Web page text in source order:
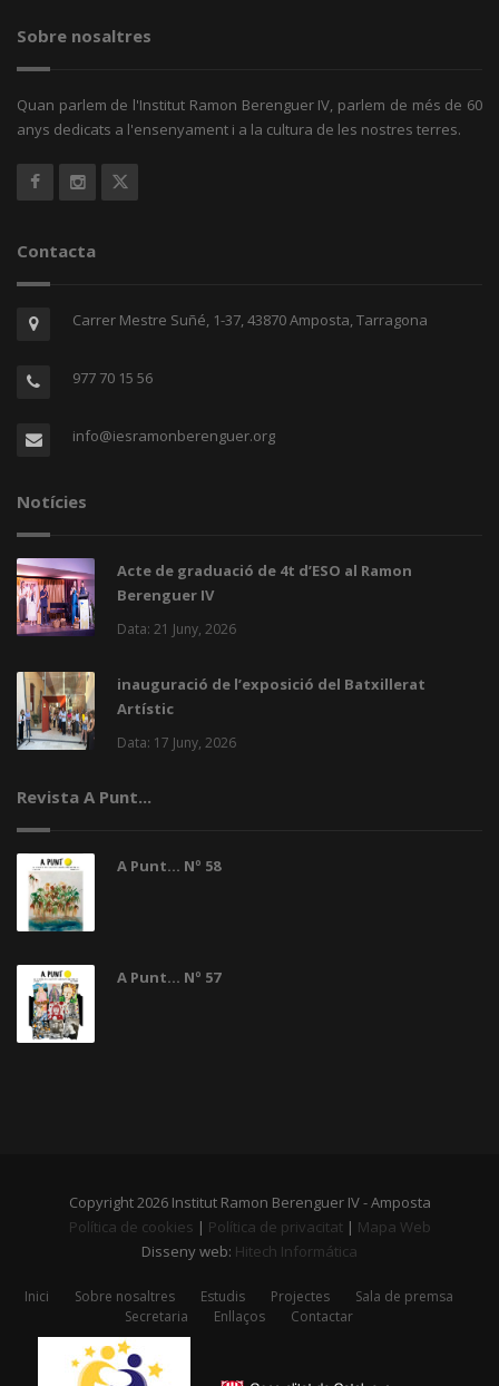
Sobre nosaltres
Quan parlem de l'Institut Ramon Berenguer IV, parlem de més de 60
anys dedicats a l'ensenyament i a la cultura de les nostres terres.
Contacta
Carrer Mestre Suñé, 1-37, 43870 Amposta, Tarragona
977 70 15 56
info@iesramonberenguer.org
Notícies
Acte de graduació de 4t d’ESO al Ramon
Berenguer IV
Data: 21 Juny, 2026
inauguració de l’exposició del Batxillerat
Artístic
Data: 17 Juny, 2026
Revista A Punt...
A Punt... Nº 58
A Punt... Nº 57
Copyright 2026 Institut Ramon Berenguer IV - Amposta
Política de cookies | Política de privacitat| Mapa Web
Disseny web: Hitech Informática
Inici Sobre nosaltres Estudis Projectes
Sala de premsa
Secretaria
Enllaços Contactar